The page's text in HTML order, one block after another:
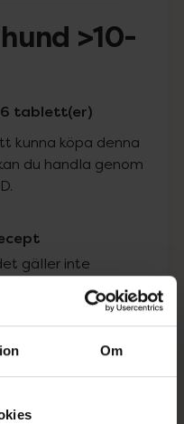
Om
>10-
tablett(er)
kunna köpa denna
du handla genom
gäller inte
kr